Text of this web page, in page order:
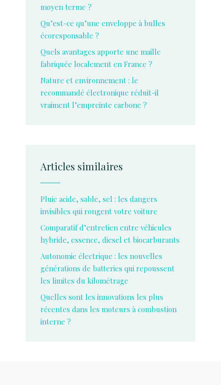
moyen terme ?
Qu’est-ce qu’une enveloppe à bulles
écoresponsable ?
Quels avantages apporte une maille
fabriquée localement en France ?
Nature et environnement : le
recommandé électronique réduit-il
vraiment l’empreinte carbone ?
Articles similaires
Pluie acide, sable, sel : les dangers
invisibles qui rongent votre voiture
Comparatif d’entretien entre véhicules
hybride, essence, diesel et biocarburants
Autonomie électrique : les nouvelles
générations de batteries qui repoussent
les limites du kilométrage
Quelles sont les innovations les plus
récentes dans les moteurs à combustion
interne ?